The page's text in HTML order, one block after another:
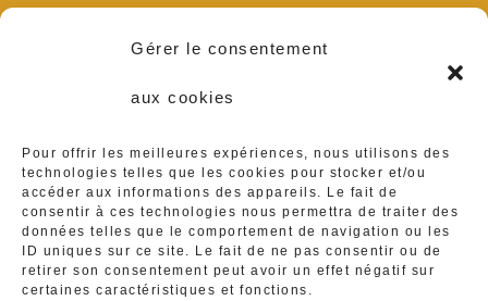
Gérer le consentement
aux cookies
Pour offrir les meilleures expériences, nous utilisons des
technologies telles que les cookies pour stocker et/ou
accéder aux informations des appareils. Le fait de
consentir à ces technologies nous permettra de traiter des
données telles que le comportement de navigation ou les
ID uniques sur ce site. Le fait de ne pas consentir ou de
retirer son consentement peut avoir un effet négatif sur
certaines caractéristiques et fonctions.
Adresse :
Ambares et Lagrave
Téléphone :
0629416839